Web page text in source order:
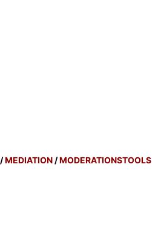
/MEDIATION /MODERATIONSTOOLS